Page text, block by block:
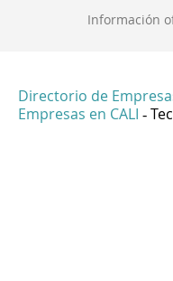
Información
Directorio de
Empresas en CALI -